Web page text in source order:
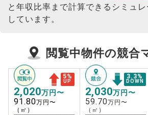
と年収比率まで計算できるシミュ
しています。
閲覧中物件の競合
5%
UP
2,020万円〜
91.80万円〜
（㎡）
3.3%
DOWN
2,030万円〜
59.70万円〜
（㎡）